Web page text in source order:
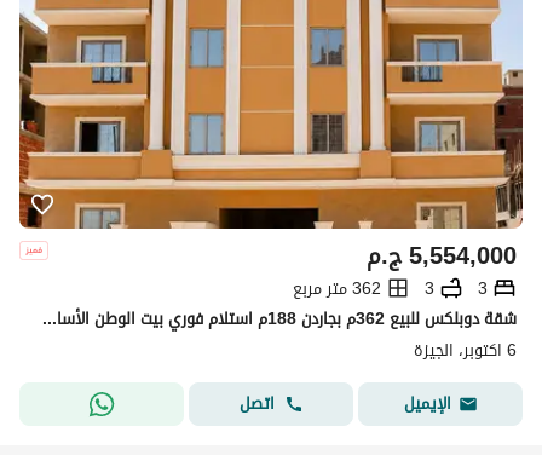
ج.م5,554,000
3
3
362 متر مربع
شقة دوبلكس للبيع 362م بجاردن 188م استلام فوري بيت الوطن الأساسي 6 أكتوبر | أمام مدخل الشيخ زايد 4
6 اكتوبر، الجيزة
الإيميل
اتصل